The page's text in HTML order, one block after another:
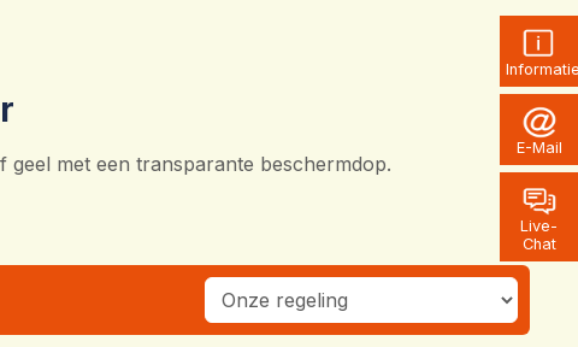
E-Mail
Live-
Chat
met een transparante beschermdop.